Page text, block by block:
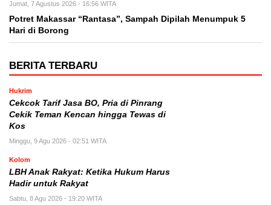
Jumat, 7 Agustus 2026 - 16:56 WITA
Potret Makassar “Rantasa”, Sampah Dipilah Menumpuk 5
Hari di Borong
BERITA TERBARU
Hukrim
Cekcok Tarif Jasa BO, Pria di Pinrang
Cekik Teman Kencan hingga Tewas di
Kos
Minggu, 9 Agu 2026 - 02:51 WITA
Kolom
LBH Anak Rakyat: Ketika Hukum Harus
Hadir untuk Rakyat
Sabtu, 8 Agu 2026 - 19:20 WITA